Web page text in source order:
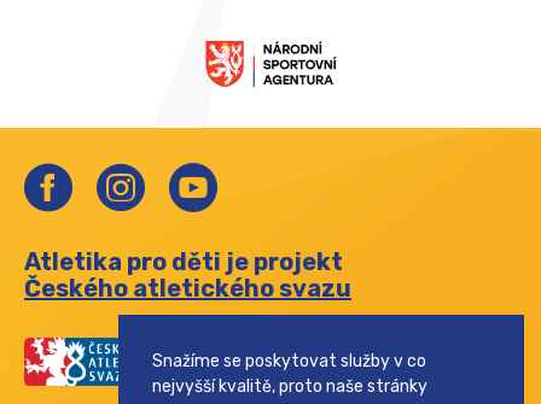
Atletika pro děti je projekt
Českého atletického svazu
Snažíme se poskytovat služby v co
nejvyšší kvalitě, proto naše stránky